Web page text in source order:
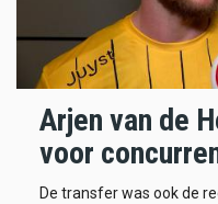
Arjen van de
voor
De transfer was ook de